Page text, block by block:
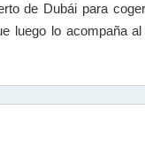
de Dubái para
luego lo acompaña